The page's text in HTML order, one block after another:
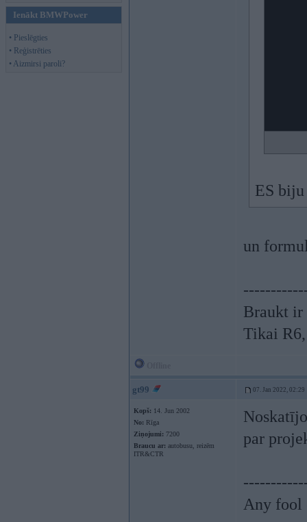
Ienākt BMWPower
• Pieslēgties
• Reģistrēties
• Aizmirsi paroli?
ES
un
Braukt ir
Tikai
gt99 07. Jan 2022, 02:29
Kopš: 14. Jun 2002
No: Rīga
Ziņojumi: 7200
Braucu ar: autobusu, reizēm
ITR&CTR
par
Any fool